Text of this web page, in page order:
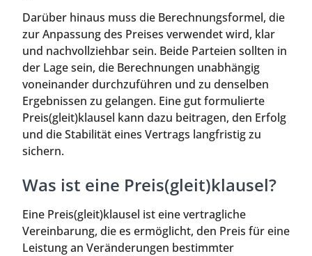
Darüber hinaus muss die Berechnungsformel, die
zur Anpassung des Preises verwendet wird, klar
und nachvollziehbar sein. Beide Parteien sollten in
der Lage sein, die Berechnungen unabhängig
voneinander durchzuführen und zu denselben
Ergebnissen zu gelangen. Eine gut formulierte
Preis(gleit)klausel kann dazu beitragen, den Erfolg
und die Stabilität eines Vertrags langfristig zu
sichern.
Was ist eine Preis(gleit)klausel?
Eine Preis(gleit)klausel ist eine vertragliche
Vereinbarung, die es ermöglicht, den Preis für eine
Leistung an Veränderungen bestimmter